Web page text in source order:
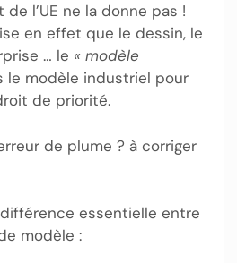
de l’UE ne la donne pas !
en effet que le dessin, le
… le « modèle
le modèle industriel pour
de priorité.
de plume ? à corriger
essentielle entre
modèle :